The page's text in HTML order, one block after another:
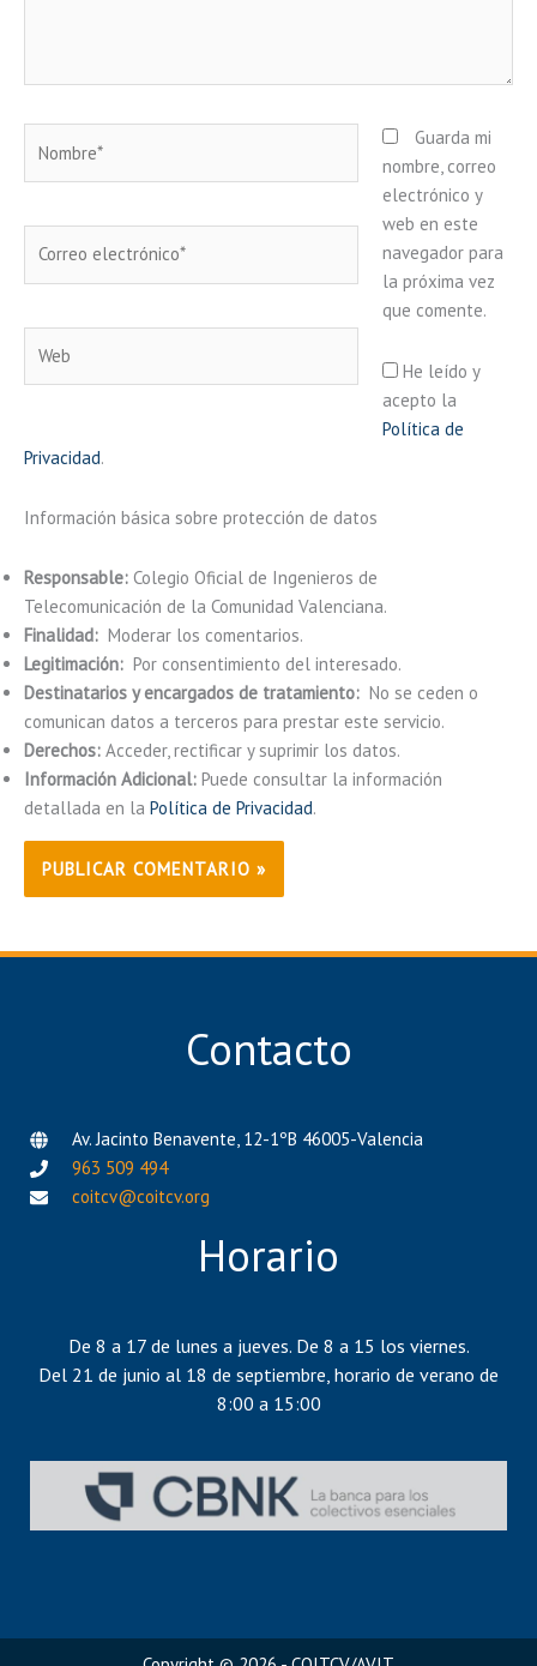
electrónico*
Guarda mi
nombre, correo
electrónico y
web en este
navegador para
la próxima vez
que comente.
He leído y
acepto la
Política de
Privacidad.
Información básica sobre protección de datos
Responsable: Colegio Oficial de Ingenieros de
Telecomunicación de la Comunidad Valenciana.
Finalidad: Moderar los comentarios.
Legitimación: Por consentimiento del interesado.
Destinatarios y encargados de tratamiento: No se ceden o
comunican datos a terceros para prestar este servicio.
Derechos: Acceder, rectificar y suprimir los datos.
Información Adicional: Puede consultar la información
detallada en la Política de Privacidad.
Contacto
Av. Jacinto Benavente, 12-1ºB 46005-Valencia
963 509 494
coitcv@coitcv.org
Horario
De 8 a 17 de lunes a jueves. De 8 a 15 los viernes.
Del 21 de junio al 18 de septiembre, horario de verano de
8:00 a 15:00